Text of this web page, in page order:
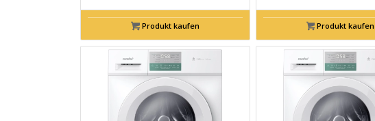
Produkt kaufen Produkt kaufen